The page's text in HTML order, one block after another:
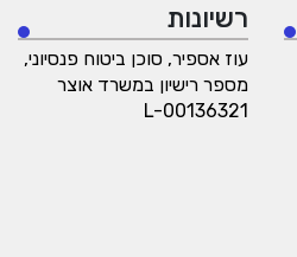
רשיונות
עוז אספיר, סוכן ביטוח פנסיוני,
מספר רישיון במשרד אוצר
L-00136321